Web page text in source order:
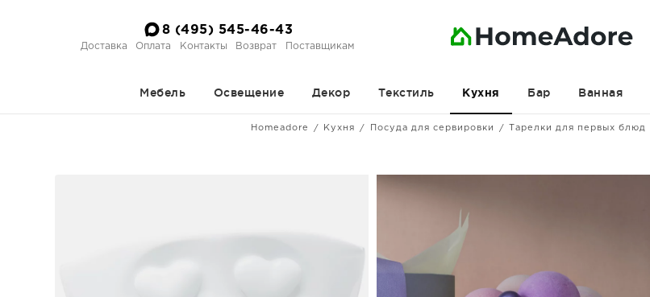
8 (495) 545-46-43
Доставка Оплата Контакты Возврат Поставщикам
Мебель Освещение Декор Текстиль Кухня Бар Ванная
Homeadore Кухня Посуда для сервировки Тарелки для первых блюд